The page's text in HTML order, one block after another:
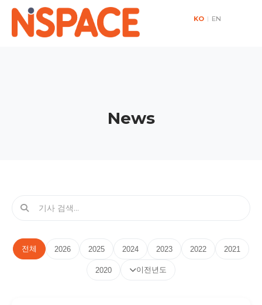
KO | EN
News
전체 2026 2025 2024 2023 2022 2021
2020 이전년도